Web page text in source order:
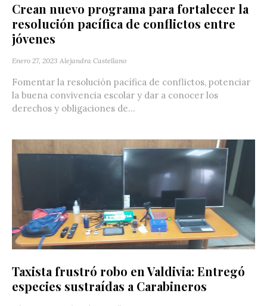
Crean nuevo programa para fortalecer la
resolución pacífica de conflictos entre
jóvenes
Enero 27, 2023 Alejandra Castellano
Fomentar la resolución pacífica de conflictos, potenciar
la buena convivencia escolar y dar a conocer los
derechos y obligaciones de...
Taxista frustró robo en Valdivia: Entregó
especies sustraídas a Carabineros